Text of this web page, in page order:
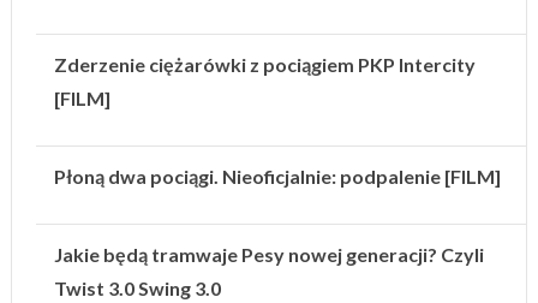
Zderzenie ciężarówki z pociągiem PKP Intercity
[FILM]
Płoną dwa pociągi. Nieoficjalnie: podpalenie [FILM]
Jakie będą tramwaje Pesy nowej generacji? Czyli
Twist 3.0 Swing 3.0